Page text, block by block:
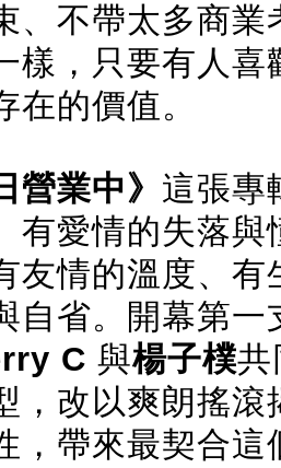
、不帶太多商
樣，只要有人
在的價值。
營業中》 這張專
有愛情的失落
友情的溫度、
自省。開幕第一
C 與楊子樸共
，改以爽朗搖
，帶來最契合